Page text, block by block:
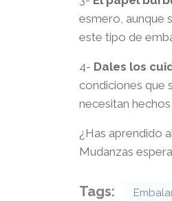
esmero, aunque
este tipo de
4- Dales los
condiciones que
necesitan
¿Has aprendido
Mudanzas
Tags: